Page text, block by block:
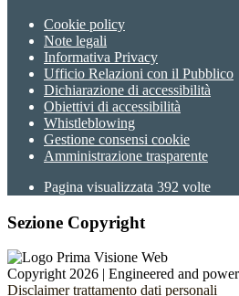
Cookie policy
Note legali
Informativa Privacy
Ufficio Relazioni con il Pubblico
Dichiarazione di accessibilità
Obiettivi di accessibilità
Whistleblowing
Gestione consensi cookie
Amministrazione trasparente
Pagina visualizzata 392 volte
Sezione Copyright
Copyright 2026 | Engineered and
Disclaimer trattamento dati personali